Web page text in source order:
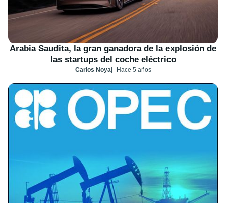
Arabia Saudita, la gran ganadora de la explosión de
las startups del coche eléctrico
Carlos Noya Hace 5 años